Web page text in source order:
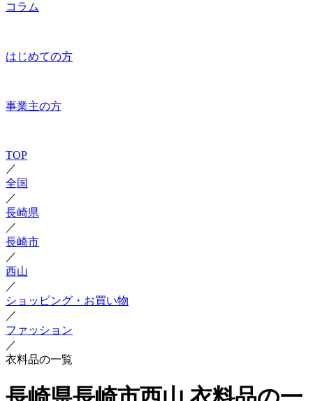
コラム
はじめての方
事業主の方
TOP
／
全国
／
長崎県
／
長崎市
／
西山
／
ショッピング・お買い物
／
ファッション
／
衣料品の一覧